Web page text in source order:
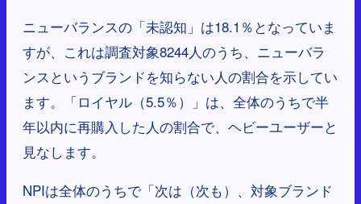
ニューバランスの「未認知」は18.1％となっていま
すが、これは調査対象8244人のうち、ニューバラ
ンスというブランドを知らない人の割合を示してい
ます。「ロイヤル（5.5％）」は、全体のうちで半
年以内に再購入した人の割合で、ヘビーユーザーと
見なします。
NPIは全体のうちで「次は（次も）、対象ブランド